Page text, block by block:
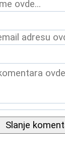
Slanje